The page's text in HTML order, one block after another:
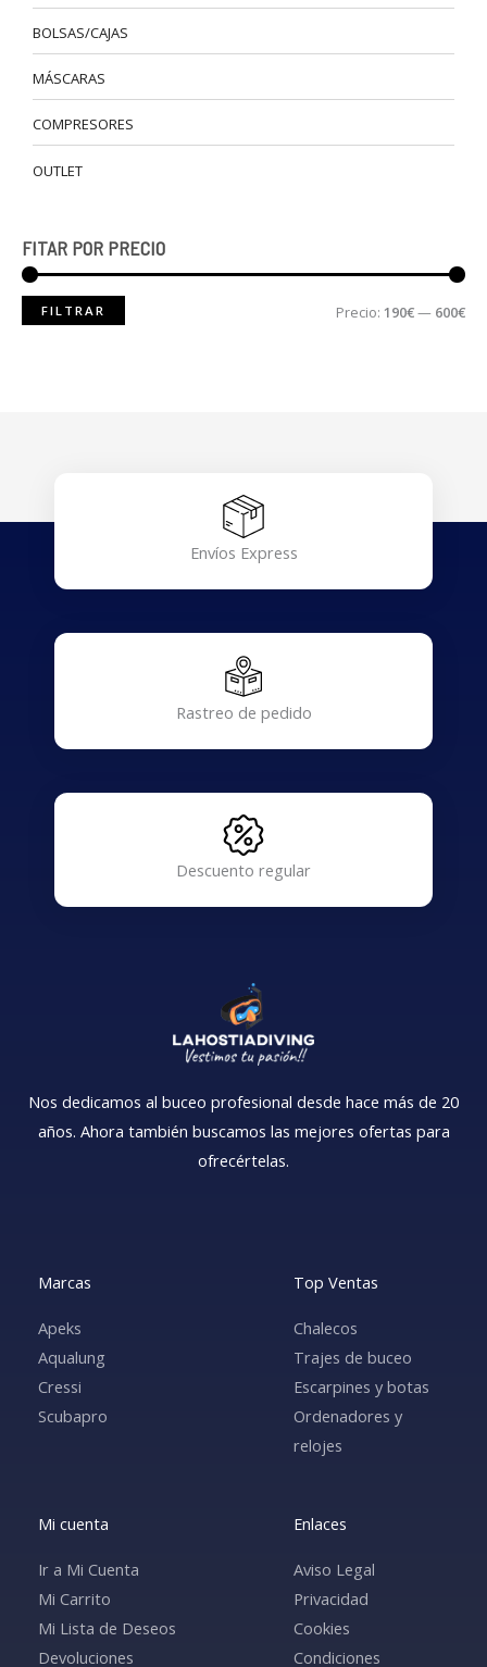
BOLSAS/CAJAS
MÁSCARAS
COMPRESORES
OUTLET
FITAR POR PRECIO
FILTRAR Precio: 190€— 600€
Envíos Express
Rastreo de pedido
Descuento regular
Nos dedicamos al buceo profesional desde hace más de 20
años. Ahora también buscamos las mejores ofertas para
ofrecértelas.
Marcas
Apeks
Aqualung
Cressi
Scubapro
Top Ventas
Chalecos
Trajes de buceo
Escarpines y botas
Ordenadores y
relojes
Mi cuenta
Ir a Mi Cuenta
Mi Carrito
Mi Lista de Deseos
Devoluciones
Enlaces
Aviso Legal
Privacidad
Cookies
Condiciones